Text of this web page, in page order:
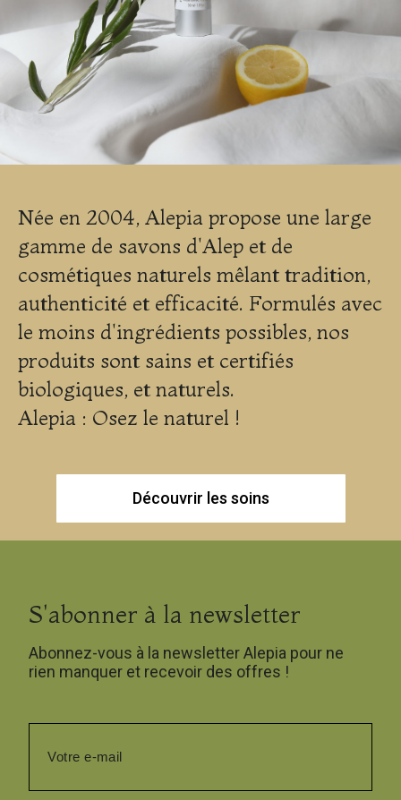
Née en 2004, Alepia propose une large
gamme de savons d'Alep et de
cosmétiques naturels mêlant tradition,
authenticité et efficacité. Formulés avec
le moins d'ingrédients possibles, nos
produits sont sains et certifiés
biologiques, et naturels.
Alepia : Osez le naturel !
Découvrir les soins
S'abonner à la newsletter
Abonnez-vous à la newsletter Alepia pour ne
rien manquer et recevoir des offres !